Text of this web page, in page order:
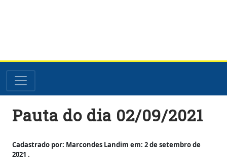
content
Pauta do dia 02/09/2021
Cadastrado por: Marcondes Landim em: 2 de setembro de
2021 .